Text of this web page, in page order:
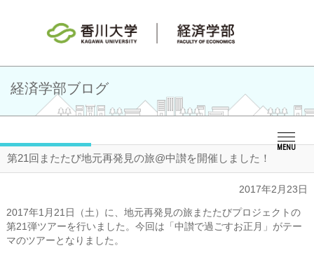
MENU
経済学部ブログ
第21回またたび地元再発見の旅@中讃を開催しました！
2017年2月23日
2017年1月21日（土）に、地元再発見の旅またたびプロジェクトの
第21弾ツアーを行いました。今回は「中讃で過ごすお正月」がテー
マのツアーとなりました。